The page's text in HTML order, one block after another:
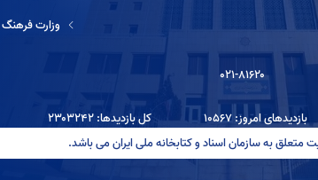
۰۲۱-۸۱۶۲۰
بازدیدهای امروز: ۱۰۵۶۷ کل بازدیدها: ۲۳۰۳۲۴۲
به سازمان اسناد و کتابخانه ملی ایران می باشد.